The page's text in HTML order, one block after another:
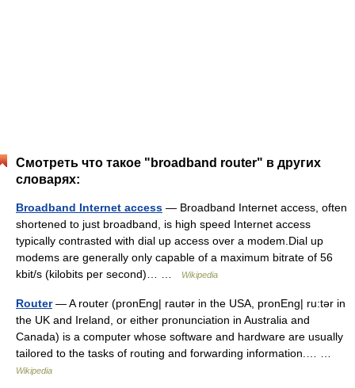
Смотреть что такое "broadband router" в других
словарях:
Broadband Internet access — Broadband Internet access, often
shortened to just broadband, is high speed Internet access
typically contrasted with dial up access over a modem.Dial up
modems are generally only capable of a maximum bitrate of 56
kbit/s (kilobits per second)… …
Wikipedia
Router— A router (pronEng| rautər in the USA, pronEng| ru:tər in
the UK and Ireland, or either pronunciation in Australia and
Canada) is a computer whose software and hardware are usually
tailored to the tasks of routing and forwarding information.… …
Wikipedia